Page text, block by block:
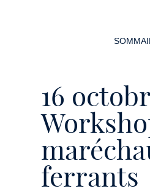
16
ferrants